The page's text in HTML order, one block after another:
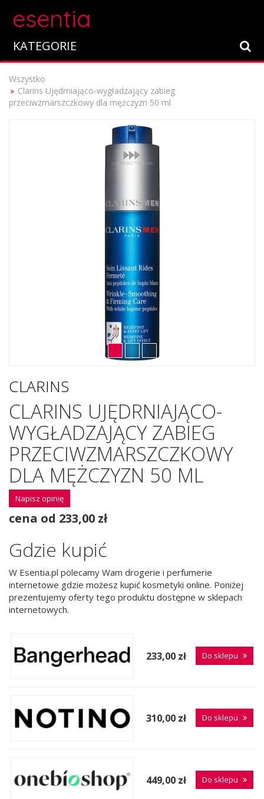
esentia
KATEGORIE
Wszystko
Clarins Ujędrniająco-wygładzający zabieg
przeciwzmarszczkowy dla mężczyzn 50 ml
CLARINS
CLARINS UJĘDRNIAJĄCO-
WYGŁADZAJĄCY ZABIEG
PRZECIWZMARSZCZKOWY
DLA MĘŻCZYZN 50 ML
Napisz opinię
cena od 233,00 zł
Gdzie kupić
W Esentia.pl polecamy Wam drogerie i perfumerie
internetowe gdzie możesz kupić kosmetyki online. Poniżej
prezentujemy oferty tego produktu dostępne w sklepach
internetowych.
233,00 zł Do sklepu
310,00 zł Do sklepu
449,00 zł Do sklepu